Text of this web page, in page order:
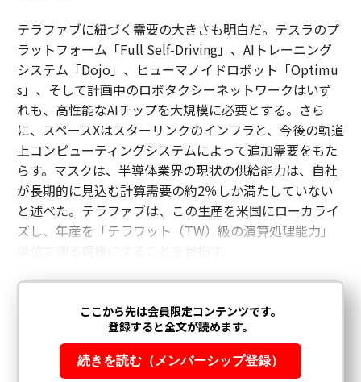
テラファブに紐づく需要の大きさも明白だ。テスラのプ
ラットフォーム「Full Self-Driving」、AIトレーニング
システム「Dojo」、ヒューマノイドロボット「Optimu
s」、そして計画中のロボタクシーネットワークはいず
れも、高性能なAIチップを大規模に必要とする。さら
に、スペースXはスターリンクのインフラと、今後の軌道
上コンピューティングシステムによって追加需要をもた
らす。マスクは、半導体業界の現状の供給能力は、自社
が長期的に見込む計算需要の約2％しか満たしていない
と述べた。テラファブは、この生産を米国にローカライ
ズし、年産を「テラワット（TW）級の演算処理能力」